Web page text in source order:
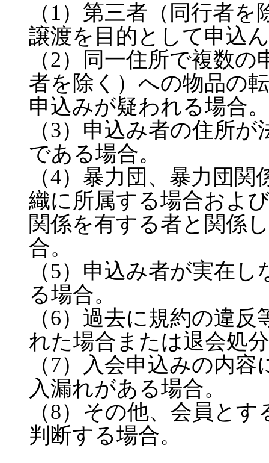
（1）第三者（同行者
譲渡を目的として申込
（2）同一住所で複数
者を除く）への物品の
申込みが疑われる場合。
（3）申込み者の住所
である場合。
（4）暴力団、暴力団
織に所属する場合およ
関係を有する者と関係
合。
（5）申込み者が実在
る場合。
（6）過去に規約の違
れた場合または退会処
（7）入会申込みの内
入漏れがある場合。
（8）その他、会員と
判断する場合。